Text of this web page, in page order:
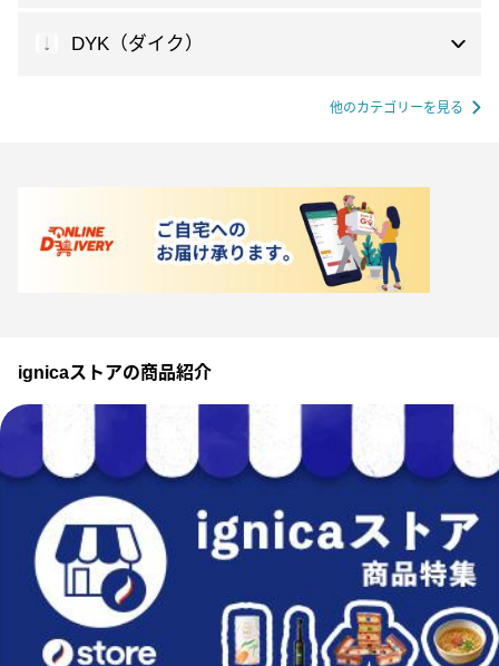
DYK（ダイク）
他のカテゴリーを見る
ignicaストアの商品紹介